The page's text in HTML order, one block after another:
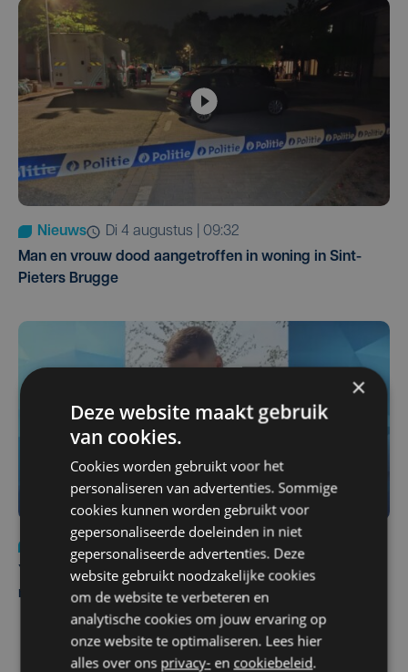
Nieuws
di 4 augustus | 09:32
Man en vrouw dood aangetroffen in woning in Sint-
Pieters Brugge
do 6 augustus | 21:30
Yaro (19), slachtoffer van vechtpartij, is na
maandenlange coma overleden
×
Deze website maakt gebruik
van cookies.
Cookies worden gebruikt voor het
personaliseren van advertenties. Sommige
cookies kunnen worden gebruikt voor
gepersonaliseerde doeleinden in niet
gepersonaliseerde advertenties. Deze
website gebruikt noodzakelijke cookies
om de website te verbeteren en
analytische cookies om jouw ervaring op
onze website te optimaliseren. Lees hier
alles over ons privacy- en cookiebeleid.